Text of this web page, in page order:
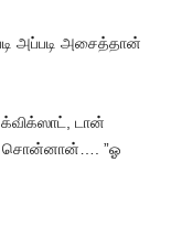
அப்படி அசைத்தான்
க்விக்ஸாட்
டான்
சொன்னான் …. ”ஓ